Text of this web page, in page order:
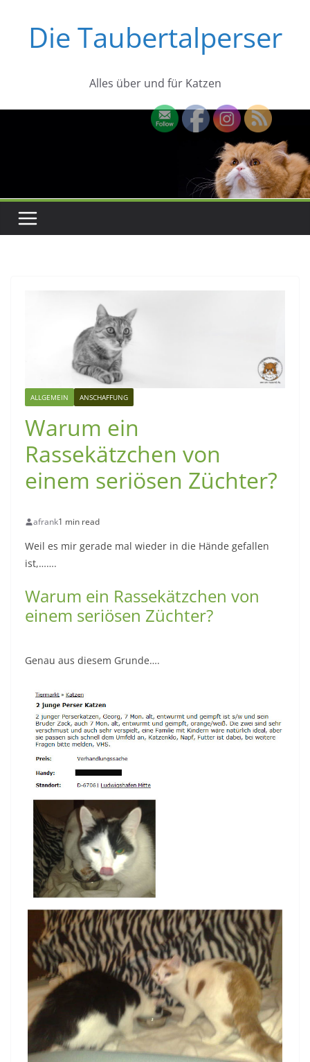
springenDie Taubertalperser
Alles über und für Katzen
ALLGEMEIN ANSCHAFFUNG
Warum ein
Rassekätzchen von
einem seriösen Züchter?
afrank1 min read
Weil es mir gerade mal wieder in die Hände gefallen
ist,…….
Warum ein Rassekätzchen von
einem seriösen Züchter?
Genau aus diesem Grunde….